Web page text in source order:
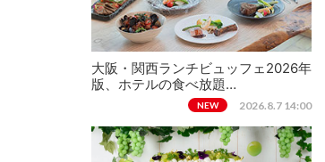
大阪・関西ランチビュッフェ2026年
版、ホテルの食べ放題…
NEW 2026.8.7 14:00